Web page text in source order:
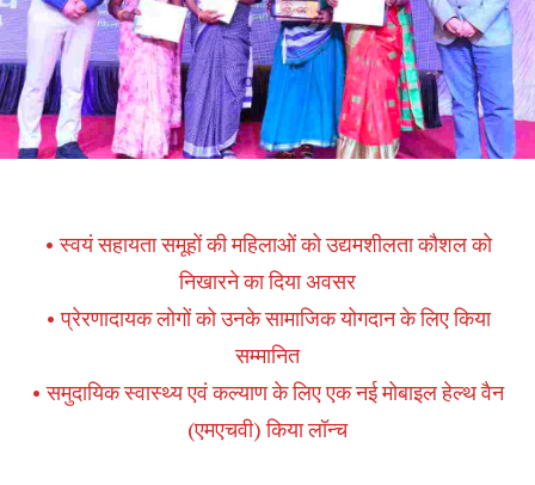
• स्वयं सहायता समूहों की महिलाओं को उद्यमशीलता कौशल को
निखारने का दिया अवसर
• प्रेरणादायक लोगों को उनके सामाजिक योगदान के लिए किया
सम्मानित
• समुदायिक स्वास्थ्य एवं कल्याण के लिए एक नई मोबाइल हेल्थ वैन
(एमएचवी) किया लॉन्च